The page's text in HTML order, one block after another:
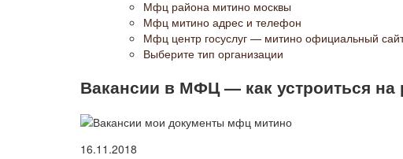
Мфц района митино москвы
Мфц митино адрес и телефон
Мфц центр госуслуг — митино официальный
Выберите тип организации
Вакансии в МФЦ — как устроиться
16.11.2018